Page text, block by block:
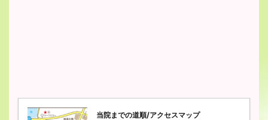
当院までの道順/アクセスマップ